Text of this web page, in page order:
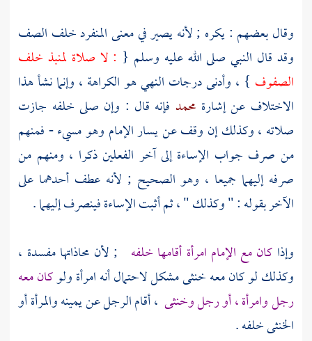
وقال بعضهم : يكره ; لأنه يصير في معنى المنفرد خلف الصف
وقد قال النبي صلى الله عليه وسلم { : لا صلاة لمنبذ خلف
الصفوف } ، وأدنى درجات النهي هو الكراهة ، وإنما نشأ هذا
الاختلاف عن إشارة محمد فإنه قال : وإن صلى خلفه جازت
صلاته ، وكذلك إن وقف عن يسار الإمام وهو مسيء - فمنهم
من صرف جواب الإساءة إلى آخر الفعلين ذكرا ، ومنهم من
صرفه إليهما جميعا ، وهو الصحيح ; لأنه عطف أحدهما على
الآخر بقوله : " وكذلك " ، ثم أثبت الإساءة فينصرف إليهما .
وإذا كان مع الإمام امرأة أقامها خلفه ; لأن محاذاتها مفسدة ،
وكذلك لو كان معه خنثى مشكل لاحتمال أنه امرأة ولوكان معه
رجل وامرأة ، أو رجل وخنثى ، أقام الرجل عن يمينه والمرأة أو
الخنثى خلفه .